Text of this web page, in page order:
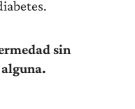
sin